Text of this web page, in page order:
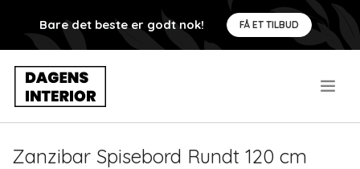
Bare det beste er godt nok! FÅ ET TILBUD
Zanzibar Spisebord Rundt 120 cm